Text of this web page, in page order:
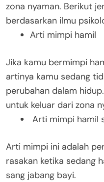
zona nyaman. Berikut
berdasarkan ilmu
Arti mimpi hamil
Jika kamu bermimpi
artinya kamu sedang
perubahan dalam
untuk keluar dari zona
Arti mimpi hamil
Arti mimpi ini adalah
rasakan ketika sedang
sang jabang bayi.